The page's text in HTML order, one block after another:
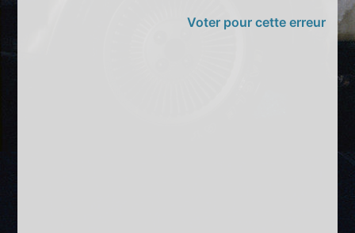
Voter pour cette erreur